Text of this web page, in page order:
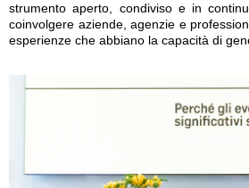
strumento aperto, condiviso e in
coinvolgere aziende, agenzie e
esperienze che abbiano la capacità di